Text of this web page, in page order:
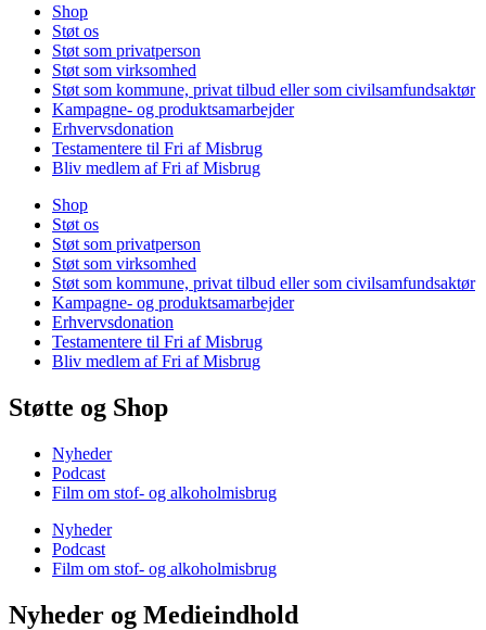
Shop
Støt os
Støt som privatperson
Støt som virksomhed
Støt som kommune, privat tilbud eller som civilsamfundsaktør
Kampagne- og produktsamarbejder
Erhvervsdonation
Testamentere til Fri af Misbrug
Bliv medlem af Fri af Misbrug
Shop
Støt os
Støt som privatperson
Støt som virksomhed
Støt som kommune, privat tilbud eller som civilsamfundsaktør
Kampagne- og produktsamarbejder
Erhvervsdonation
Testamentere til Fri af Misbrug
Bliv medlem af Fri af Misbrug
Støtte og Shop
Nyheder
Podcast
Film om stof- og alkoholmisbrug
Nyheder
Podcast
Film om stof- og alkoholmisbrug
Nyheder og Medieindhold